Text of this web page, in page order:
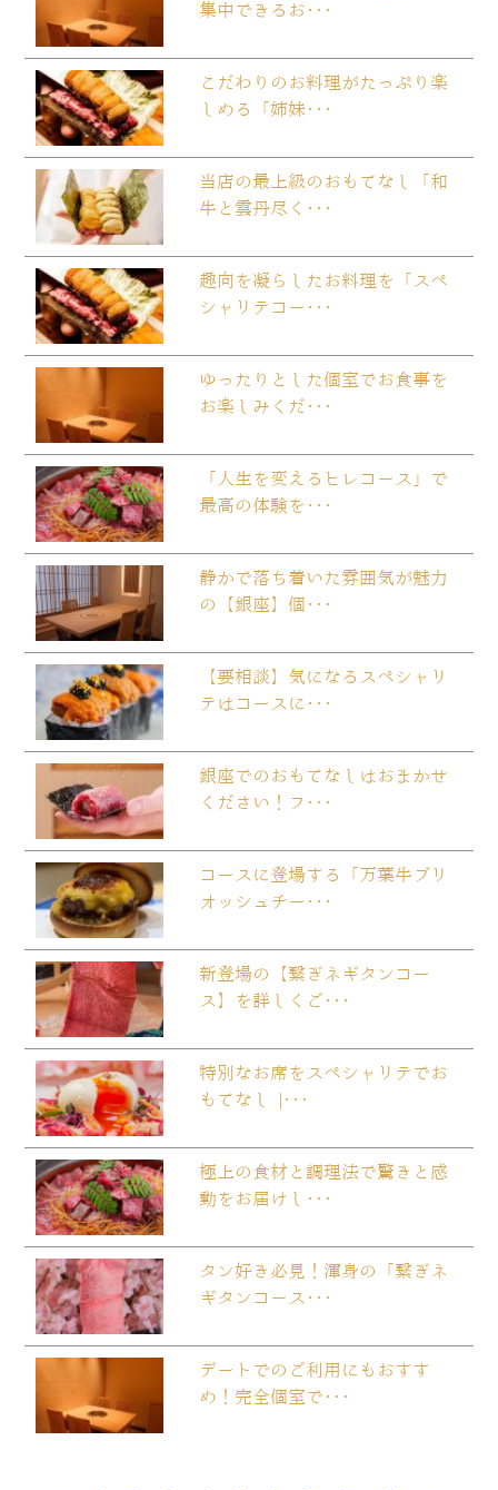
集中できるお･･･
こだわりのお料理がたっぷり楽
しめる「姉妹･･･
当店の最上級のおもてなし「和
牛と雲丹尽く･･･
趣向を凝らしたお料理を「スペ
シャリテコー･･･
ゆったりとした個室でお食事を
お楽しみくだ･･･
「人生を変えるヒレコース」で
最高の体験を･･･
静かで落ち着いた雰囲気が魅力
の【銀座】個･･･
【要相談】気になるスペシャリ
テはコースに･･･
銀座でのおもてなしはおまかせ
ください！フ･･･
コースに登場する「万葉牛ブリ
オッシュチー･･･
新登場の【繋ぎネギタンコー
ス】を詳しくご･･･
特別なお席をスペシャリテでお
もてなし |･･･
極上の食材と調理法で驚きと感
動をお届けし･･･
タン好き必見！渾身の「繋ぎネ
ギタンコース･･･
デートでのご利用にもおすす
め！完全個室で･･･